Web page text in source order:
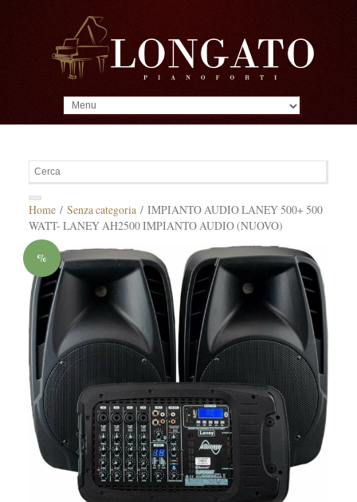
Home/ Senza categoria/ IMPIANTO AUDIO LANEY 500+ 500
WATT- LANEY AH2500 IMPIANTO AUDIO (NUOVO)
%